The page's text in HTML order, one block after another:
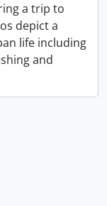
a trip to
depict a
life including
and